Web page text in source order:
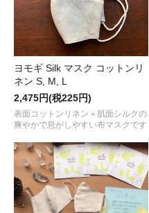
ヨモギ Silk マスク コットンリ
ネン S, M, L
2,475円(税225円)
表面コットンリネン＋肌面シルクの
爽やかで息がしやすい布マスクです